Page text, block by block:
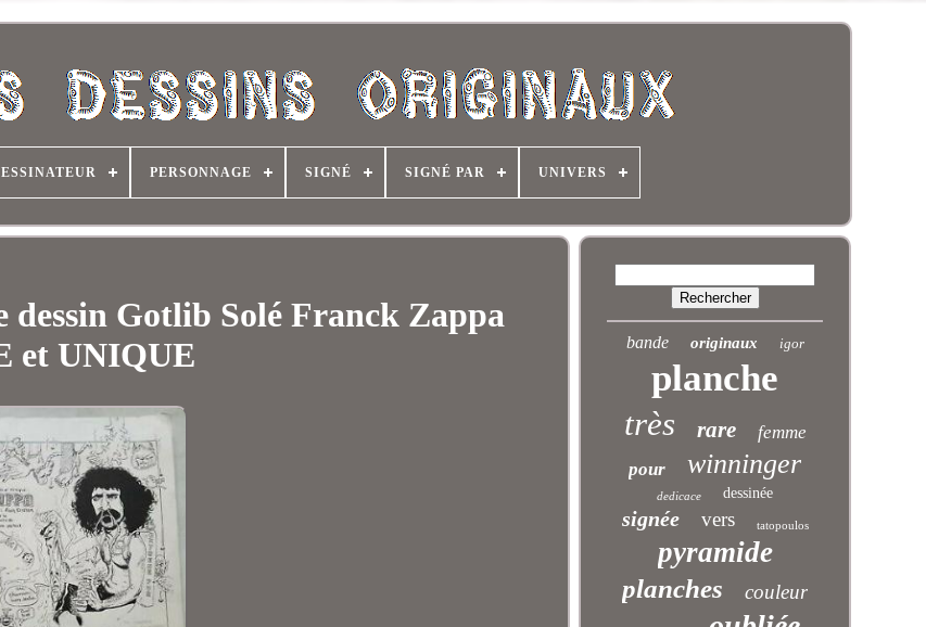
PERSONNAGE SIGNÉ SIGNÉ PAR UNIVERS
dessin Gotlib Solé Franck Zappa
et UNIQUE
bande originaux igor
planche
très rare
femme
pour
winninger
dedicace dessinée
signée vers tatopoulos
pyramide
planches couleur